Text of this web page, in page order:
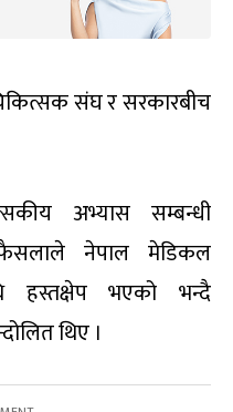
संघ र सरकारबीच
अभ्यास सम्बन्धी
फैसलाले नेपाल मेडिकल
हस्तक्षेप भएको भन्दै
थिए ।